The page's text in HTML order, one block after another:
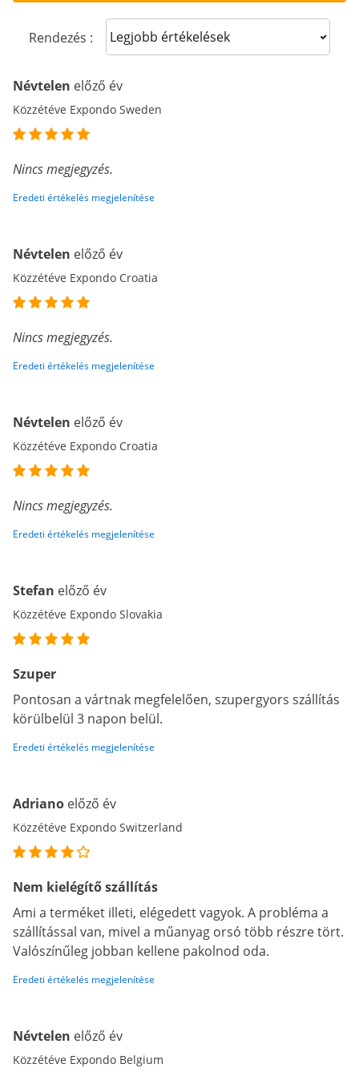
Rendezés : Sort reviews
Névtelen előző év
Közzétéve Expondo Sweden
Nincs megjegyzés.
Eredeti értékelés megjelenítése
Névtelen előző év
Közzétéve Expondo Croatia
Nincs megjegyzés.
Eredeti értékelés megjelenítése
Névtelen előző év
Közzétéve Expondo Croatia
Nincs megjegyzés.
Eredeti értékelés megjelenítése
Stefan előző év
Közzétéve Expondo Slovakia
Szuper
Pontosan a vártnak megfelelően, szupergyors szállítás
körülbelül 3 napon belül.
Eredeti értékelés megjelenítése
Adriano előző év
Közzétéve Expondo Switzerland
Nem kielégítő szállítás
Ami a terméket illeti, elégedett vagyok. A probléma a
szállítással van, mivel a műanyag orsó több részre tört.
Valószínűleg jobban kellene pakolnod oda.
Eredeti értékelés megjelenítése
Névtelen előző év
Közzétéve Expondo Belgium